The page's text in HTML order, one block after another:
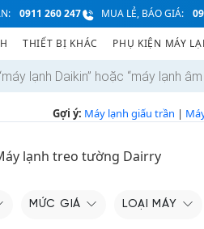
0911 260 247 MUA LẺ, BÁO GIÁ:
THIẾT BỊ KHÁC PHỤ KIỆN MÁY
Gợi ý: Máy lạnh giấu trần |
lạnh treo tường Dairry
MỨC GIÁ LOẠI MÁY